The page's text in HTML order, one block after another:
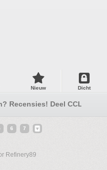
Nieuw Dicht
Recensies! Deel CCLXIV
6 7
Refinery89